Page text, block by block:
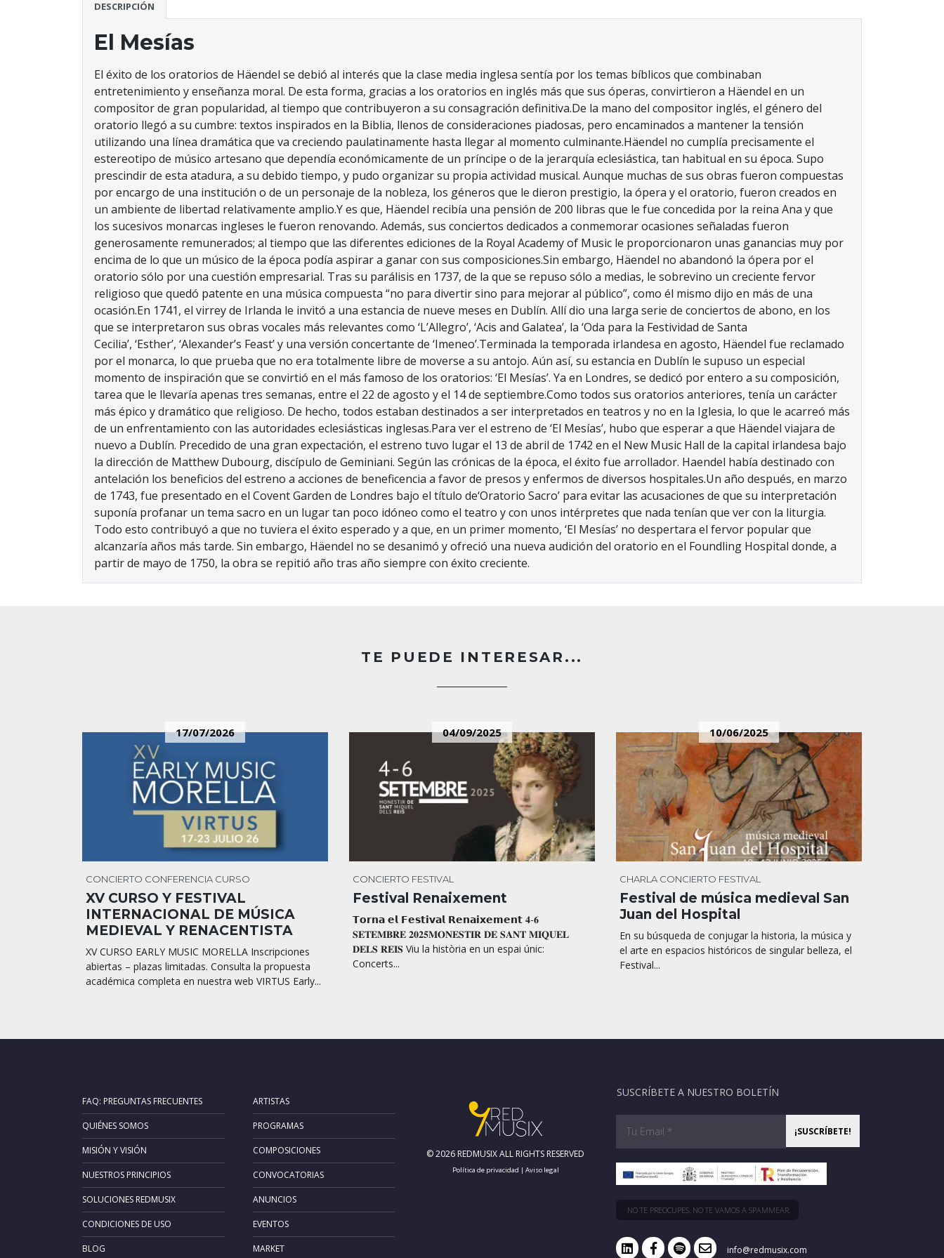
DESCRIPCIÓN
El Mesías
El éxito de los oratorios de Häendel se debió al interés que la clase media inglesa sentía por los temas bíblicos que combinaban
entretenimiento y enseñanza moral. De esta forma, gracias a los oratorios en inglés más que sus óperas, convirtieron a Häendel en un
compositor de gran popularidad, al tiempo que contribuyeron a su consagración definitiva.De la mano del compositor inglés, el género del
oratorio llegó a su cumbre: textos inspirados en la Biblia, llenos de consideraciones piadosas, pero encaminados a mantener la tensión
utilizando una línea dramática que va creciendo paulatinamente hasta llegar al momento culminante.Häendel no cumplía precisamente el
estereotipo de músico artesano que dependía económicamente de un príncipe o de la jerarquía eclesiástica, tan habitual en su época. Supo
prescindir de esta atadura, a su debido tiempo, y pudo organizar su propia actividad musical. Aunque muchas de sus obras fueron compuestas
por encargo de una institución o de un personaje de la nobleza, los géneros que le dieron prestigio, la ópera y el oratorio, fueron creados en
un ambiente de libertad relativamente amplio.Y es que, Häendel recibía una pensión de 200 libras que le fue concedida por la reina Ana y que
los sucesivos monarcas ingleses le fueron renovando. Además, sus conciertos dedicados a conmemorar ocasiones señaladas fueron
generosamente remunerados; al tiempo que las diferentes ediciones de la Royal Academy of Music le proporcionaron unas ganancias muy por
encima de lo que un músico de la época podía aspirar a ganar con sus composiciones.Sin embargo, Häendel no abandonó la ópera por el
oratorio sólo por una cuestión empresarial. Tras su parálisis en 1737, de la que se repuso sólo a medias, le sobrevino un creciente fervor
religioso que quedó patente en una música compuesta “no para divertir sino para mejorar al público”, como él mismo dijo en más de una
ocasión.En 1741, el virrey de Irlanda le invitó a una estancia de nueve meses en Dublín. Allí dio una larga serie de conciertos de abono, en los
que se interpretaron sus obras vocales más relevantes como ‘L’Allegro’, ‘Acis and Galatea’, la ‘Oda para la Festividad de Santa
Cecilia’, ‘Esther’, ‘Alexander’s Feast’y una versión concertante de ‘Imeneo’.Terminada la temporada irlandesa en agosto, Häendel fue reclamado
por el monarca, lo que prueba que no era totalmente libre de moverse a su antojo. Aún así, su estancia en Dublín le supuso un especial
momento de inspiración que se convirtió en el más famoso de los oratorios: ‘El Mesías’. Ya en Londres, se dedicó por entero a su composición,
tarea que le llevaría apenas tres semanas, entre el 22 de agosto y el 14 de septiembre.Como todos sus oratorios anteriores, tenía un carácter
más épico y dramático que religioso. De hecho, todos estaban destinados a ser interpretados en teatros y no en la Iglesia, lo que le acarreó más
de un enfrentamiento con las autoridades eclesiásticas inglesas.Para ver el estreno de ‘El Mesías’, hubo que esperar a que Häendel viajara de
nuevo a Dublín. Precedido de una gran expectación, el estreno tuvo lugar el 13 de abril de 1742 en el New Music Hall de la capital irlandesa bajo
la dirección de Matthew Dubourg, discípulo de Geminiani. Según las crónicas de la época, el éxito fue arrollador. Haendel había destinado con
antelación los beneficios del estreno a acciones de beneficencia a favor de presos y enfermos de diversos hospitales.Un año después, en marzo
de 1743, fue presentado en el Covent Garden de Londres bajo el título de‘Oratorio Sacro’ para evitar las acusaciones de que su interpretación
suponía profanar un tema sacro en un lugar tan poco idóneo como el teatro y con unos intérpretes que nada tenían que ver con la liturgia.
Todo esto contribuyó a que no tuviera el éxito esperado y a que, en un primer momento, ‘El Mesías’ no despertara el fervor popular que
alcanzaría años más tarde. Sin embargo, Häendel no se desanimó y ofreció una nueva audición del oratorio en el Foundling Hospital donde, a
partir de mayo de 1750, la obra se repitió año tras año siempre con éxito creciente.
TE PUEDE INTERESAR...
17/07/2026
CONCIERTO CONFERENCIA CURSO
XV CURSO Y FESTIVAL
INTERNACIONAL DE MÚSICA
MEDIEVAL Y RENACENTISTA
XV CURSO EARLY MUSIC MORELLA Inscripciones
abiertas – plazas limitadas. Consulta la propuesta
académica completa en nuestra web VIRTUS Early...
04/09/2025
CONCIERTO FESTIVAL
Festival Renaixement
𝗧𝗼𝗿𝗻𝗮 𝗲𝗹 𝗙𝗲𝘀𝘁𝗶𝘃𝗮𝗹 𝗥𝗲𝗻𝗮𝗶𝘅𝗲𝗺𝗲𝗻𝘁 𝟒-𝟔
𝐒𝐄𝐓𝐄𝐌𝐁𝐑𝐄 𝟐𝟎𝟐𝟓𝐌𝐎𝐍𝐄𝐒𝐓𝐈𝐑 𝐃𝐄 𝐒𝐀𝐍𝐓 𝐌𝐈𝐐𝐔𝐄𝐋
𝐃𝐄𝐋𝐒 𝐑𝐄𝐈𝐒 Viu la història en un espai únic:
Concerts...
10/06/2025
CHARLA CONCIERTO FESTIVAL
Festival de música medieval San
Juan del Hospital
En su búsqueda de conjugar la historia, la música y
el arte en espacios históricos de singular belleza, el
Festival...
FAQ: PREGUNTAS FRECUENTES
QUIÉNES SOMOS
MISIÓN Y VISIÓN
NUESTROS PRINCIPIOS
SOLUCIONES REDMUSIX
CONDICIONES DE USO
BLOG
ARTISTAS
PROGRAMAS
COMPOSICIONES
CONVOCATORIAS
ANUNCIOS
EVENTOS
MARKET
© 2026 REDMUSIX ALL RIGHTS RESERVED
Política de privacidad | Aviso legal
SUSCRÍBETE A NUESTRO BOLETÍN
NO TE PREOCUPES, NO TE VAMOS A SPAMMEAR.
info@redmusix.com